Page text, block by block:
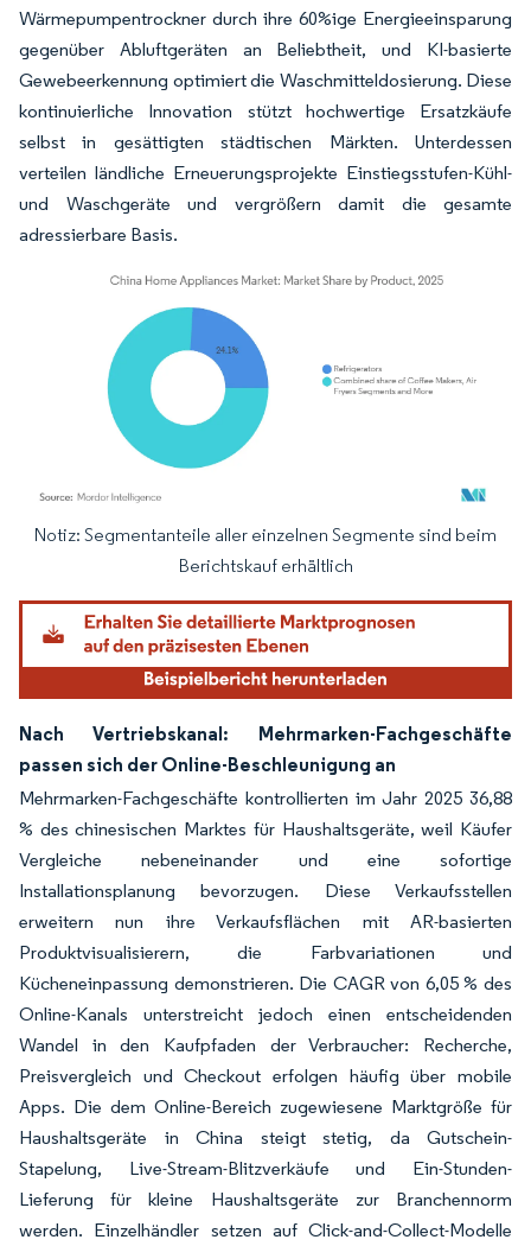
Wärmepumpentrockner durch ihre 60%ige Energieeinsparung
gegenüber Abluftgeräten an Beliebtheit, und KI-basierte
Gewebeerkennung optimiert die Waschmitteldosierung. Diese
kontinuierliche Innovation stützt hochwertige Ersatzkäufe
selbst in gesättigten städtischen Märkten. Unterdessen
verteilen ländliche Erneuerungsprojekte Einstiegsstufen-Kühl-
und Waschgeräte und vergrößern damit die gesamte
adressierbare Basis.
Bild © Mordor Intelligence. Wiederverwendung erfordert Namensnennung
Notiz: Segmentanteile aller einzelnen Segmente sind beim
Berichtskauf erhältlich
Nach Vertriebskanal: Mehrmarken-Fachgeschäfte
passen sich der Online-Beschleunigung an
Mehrmarken-Fachgeschäfte kontrollierten im Jahr 2025 36,88
% des chinesischen Marktes für Haushaltsgeräte, weil Käufer
Vergleiche nebeneinander und eine sofortige
Installationsplanung bevorzugen. Diese Verkaufsstellen
erweitern nun ihre Verkaufsflächen mit AR-basierten
Produktvisualisierern, die Farbvariationen und
Kücheneinpassung demonstrieren. Die CAGR von 6,05 % des
Online-Kanals unterstreicht jedoch einen entscheidenden
Wandel in den Kaufpfaden der Verbraucher: Recherche,
Preisvergleich und Checkout erfolgen häufig über mobile
Apps. Die dem Online-Bereich zugewiesene Marktgröße für
Haushaltsgeräte in China steigt stetig, da Gutschein-
Stapelung, Live-Stream-Blitzverkäufe und Ein-Stunden-
Lieferung für kleine Haushaltsgeräte zur Branchennorm
werden. Einzelhändler setzen auf Click-and-Collect-Modelle